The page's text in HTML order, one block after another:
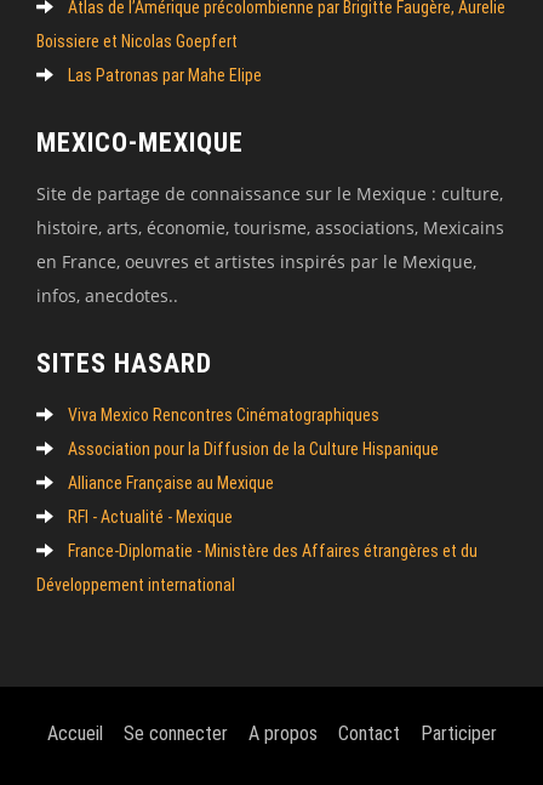
Atlas de l’Amérique précolombienne par Brigitte Faugère, Aurelie
Boissiere et Nicolas Goepfert
Las Patronas par Mahe Elipe
MEXICO-MEXIQUE
Site de partage de connaissance sur le Mexique : culture,
histoire, arts, économie, tourisme, associations, Mexicains
en France, oeuvres et artistes inspirés par le Mexique,
infos, anecdotes..
SITES HASARD
Viva Mexico Rencontres Cinématographiques
Association pour la Diffusion de la Culture Hispanique
Alliance Française au Mexique
RFI - Actualité - Mexique
France-Diplomatie - Ministère des Affaires étrangères et du
Développement international
Accueil Se connecter A propos Contact Participer